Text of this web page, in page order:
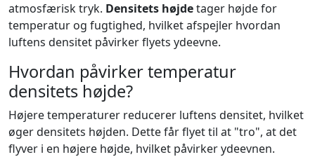
atmosfærisk tryk. Densitets højdetager højde for
temperatur og fugtighed, hvilket afspejler hvordan
luftens densitet påvirker flyets ydeevne.
Hvordan påvirker temperatur
densitets højde?
Højere temperaturer reducerer luftens densitet, hvilket
øger densitets højden. Dette får flyet til at "tro", at det
flyver i en højere højde, hvilket påvirker ydeevnen.